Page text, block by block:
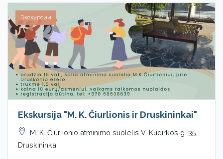
Экскурсии
Ekskursija "M. K. Čiurlionis ir Druskininkai"
M. K. Čiurlionio atminimo suolelis V. Kudirkos g. 35,
Druskininkai